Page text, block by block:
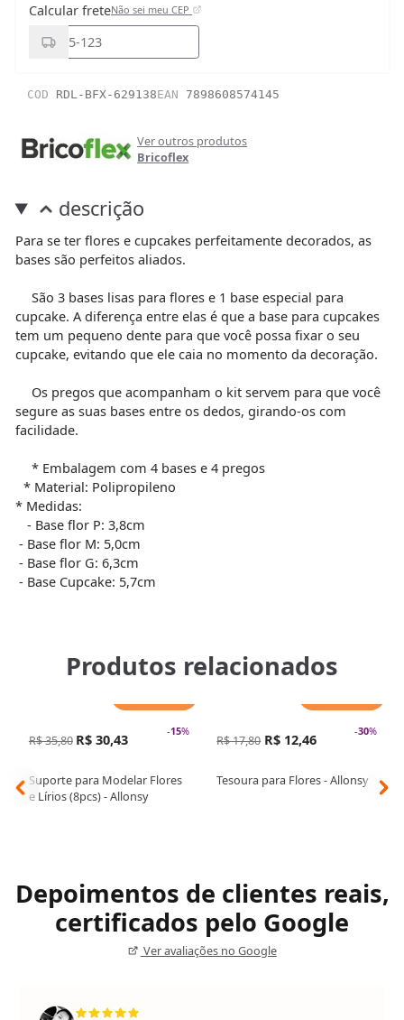
Calcular freteNão sei meu CEP
COD RDL-BFX-629138EAN 7898608574145
Ver outros produtos
Bricoflex
descrição
Para se ter flores e cupcakes perfeitamente decorados, as
bases são perfeitos aliados.
São 3 bases lisas para flores e 1 base especial para
cupcake. A diferença entre elas é que a base para cupcakes
tem um pequeno dente para que você possa fixar o seu
cupcake, evitando que ele caia no momento da decoração.
Os pregos que acompanham o kit servem para que você
segure as suas bases entre os dedos, girando-os com
facilidade.
* Embalagem com 4 bases e 4 pregos
* Material: Polipropileno
* Medidas:
- Base flor P: 3,8cm
- Base flor M: 5,0cm
- Base flor G: 6,3cm
- Base Cupcake: 5,7cm
Produtos relacionados
-15%
R$ 35,80 R$ 30,43
Suporte para Modelar Flores
e Lírios (8pcs) - Allonsy
-30%
R$ 17,80 R$ 12,46
Tesoura para Flores - Allonsy
Depoimentos de clientes reais,
certificados pelo Google
Ver avaliações no Google